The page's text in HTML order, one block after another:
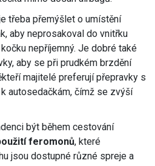
třeba přemýšlet o umístění
aby neprosakoval do vnitřku
nepříjemný. Je dobré také
aby se při prudkém brzdění
majitelé preferují přepravky s
autosedačkám, čímž se zvýší
být během cestování
feromonů, které
jsou dostupné různé spreje a